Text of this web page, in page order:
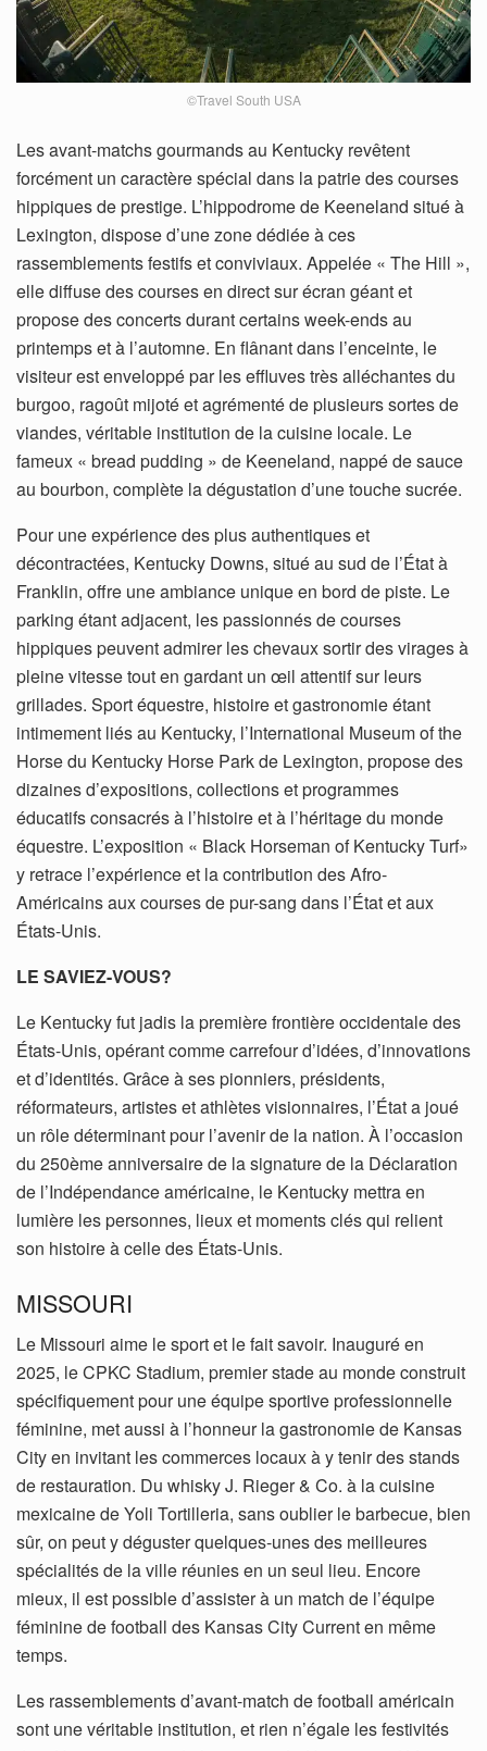
©Travel South USA
Les avant-matchs gourmands au Kentucky revêtent
forcément un caractère spécial dans la patrie des courses
hippiques de prestige. L’hippodrome de Keeneland situé à
Lexington, dispose d’une zone dédiée à ces
rassemblements festifs et conviviaux. Appelée « The Hill »,
elle diffuse des courses en direct sur écran géant et
propose des concerts durant certains week-ends au
printemps et à l’automne. En flânant dans l’enceinte, le
visiteur est enveloppé par les effluves très alléchantes du
burgoo, ragoût mijoté et agrémenté de plusieurs sortes de
viandes, véritable institution de la cuisine locale. Le
fameux « bread pudding » de Keeneland, nappé de sauce
au bourbon, complète la dégustation d’une touche sucrée.
Pour une expérience des plus authentiques et
décontractées, Kentucky Downs, situé au sud de l’État à
Franklin, offre une ambiance unique en bord de piste. Le
parking étant adjacent, les passionnés de courses
hippiques peuvent admirer les chevaux sortir des virages à
pleine vitesse tout en gardant un œil attentif sur leurs
grillades. Sport équestre, histoire et gastronomie étant
intimement liés au Kentucky, l’International Museum of the
Horse du Kentucky Horse Park de Lexington, propose des
dizaines d’expositions, collections et programmes
éducatifs consacrés à l’histoire et à l’héritage du monde
équestre. L’exposition « Black Horseman of Kentucky Turf»
y retrace l’expérience et la contribution des Afro-
Américains aux courses de pur-sang dans l’État et aux
États-Unis.
LE SAVIEZ-VOUS?
Le Kentucky fut jadis la première frontière occidentale des
États-Unis, opérant comme carrefour d’idées, d’innovations
et d’identités. Grâce à ses pionniers, présidents,
réformateurs, artistes et athlètes visionnaires, l’État a joué
un rôle déterminant pour l’avenir de la nation. À l’occasion
du 250ème anniversaire de la signature de la Déclaration
de l’Indépendance américaine, le Kentucky mettra en
lumière les personnes, lieux et moments clés qui relient
son histoire à celle des États-Unis.
MISSOURI
Le Missouri aime le sport et le fait savoir. Inauguré en
2025, le CPKC Stadium, premier stade au monde construit
spécifiquement pour une équipe sportive professionnelle
féminine, met aussi à l’honneur la gastronomie de Kansas
City en invitant les commerces locaux à y tenir des stands
de restauration. Du whisky J. Rieger & Co. à la cuisine
mexicaine de Yoli Tortilleria, sans oublier le barbecue, bien
sûr, on peut y déguster quelques-unes des meilleures
spécialités de la ville réunies en un seul lieu. Encore
mieux, il est possible d’assister à un match de l’équipe
féminine de football des Kansas City Current en même
temps.
Les rassemblements d’avant-match de football américain
sont une véritable institution, et rien n’égale les festivités